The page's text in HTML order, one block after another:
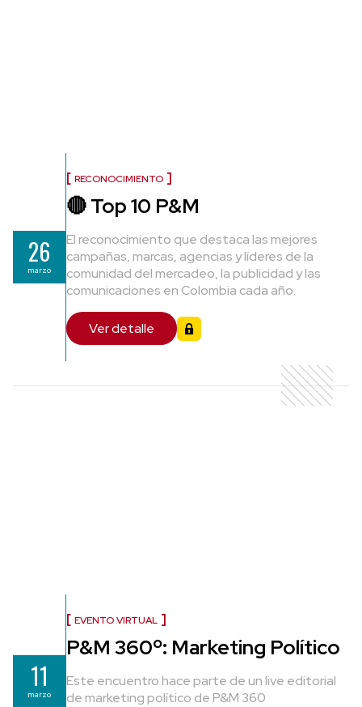
26
marzo
RECONOCIMIENTO
🔴 Top 10 P&M
El reconocimiento que destaca las mejores
campañas, marcas, agencias y líderes de la
comunidad del mercadeo, la publicidad y las
comunicaciones en Colombia cada año.
Ver detalle
11
marzo
EVENTO VIRTUAL
P&M 360º: Marketing Político
Este encuentro hace parte de un live editorial
de marketing político de P&M 360